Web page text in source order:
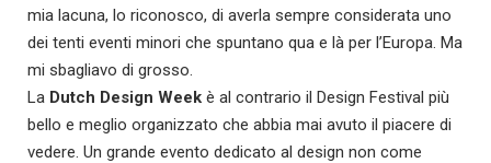
mia lacuna, lo riconosco, di averla sempre considerata uno
dei tenti eventi minori che spuntano qua e là per l’Europa. Ma
mi sbagliavo di grosso.
La Dutch Design Week è al contrario il Design Festival più
bello e meglio organizzato che abbia mai avuto il piacere di
vedere. Un grande evento dedicato al design non come